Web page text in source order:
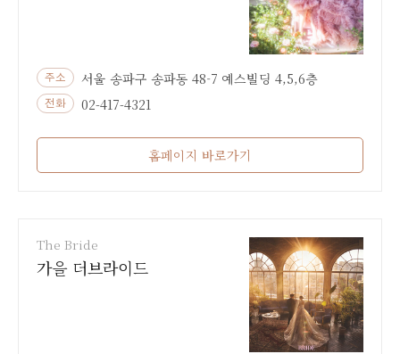
주소 서울 송파구 송파동 48-7 예스빌딩 4,5,6층
전화 02-417-4321
홈페이지 바로가기
The Bride
가을 더브라이드